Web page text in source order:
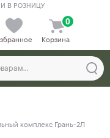
В РОЗНИЦУ
Корзина
0
комплекс Грань-2Л